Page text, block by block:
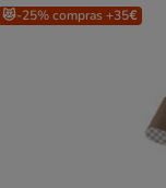
😻-25% compras +35€